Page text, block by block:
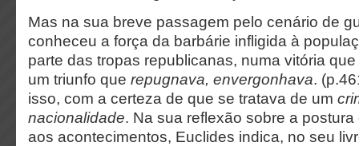
Mas na sua breve passagem pelo cenário de
conheceu a força da barbárie infligida à
parte das tropas republicanas, numa vitória
um triunfo que repugnava, envergonhava.
isso, com a certeza de que se tratava de um
nacionalidade. Na sua reflexão sobre a
aos acontecimentos, Euclides indica, no seu